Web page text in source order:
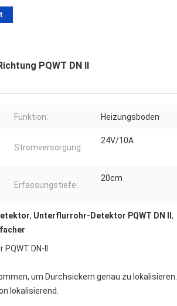
PQWT DN II
Funktion: Heizungsboden
Stromversorgung:
24V/10A
Erfassungstiefe:
20cm
, Unterflurrohr-Detektor PQWT DN II ,
DN-II
um Durchsickern genau zu lokalisieren.
lokalisierend.